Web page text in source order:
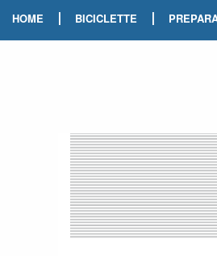
HOME | BICICLETTE |